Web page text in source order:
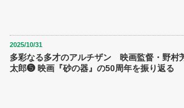
2025/10/31
多彩なる多才のアルチザン 映画監督・野村
太郎❺ 映画『砂の器』の50周年を振り返る